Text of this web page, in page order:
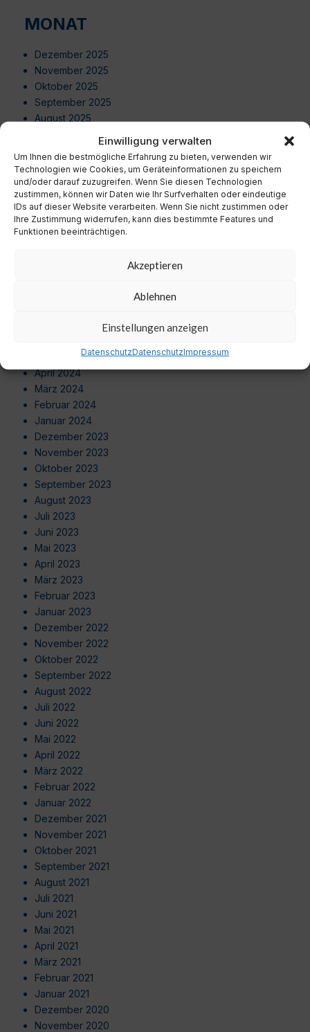
Einwilligung verwalten
Um Ihnen die bestmögliche Erfahrung zu bieten, verwenden wir
Technologien wie Cookies, um Geräteinformationen zu speichern
und/oder darauf zuzugreifen. Wenn Sie diesen Technologien
zustimmen, können wir Daten wie Ihr Surfverhalten oder eindeutige
IDs auf dieser Website verarbeiten. Wenn Sie nicht zustimmen oder
Ihre Zustimmung widerrufen, kann dies bestimmte Features und
Funktionen beeinträchtigen.
Akzeptieren
Ablehnen
Einstellungen anzeigen
DatenschutzDatenschutzImpressum
MONAT
Dezember 2025
November 2025
Oktober 2025
September 2025
August 2025
Mai 2025
April 2025
März 2025
Februar 2025
Januar 2025
April 2024
März 2024
Februar 2024
Januar 2024
Dezember 2023
November 2023
Oktober 2023
September 2023
August 2023
Juli 2023
Juni 2023
Mai 2023
April 2023
März 2023
Februar 2023
Januar 2023
Dezember 2022
November 2022
Oktober 2022
September 2022
August 2022
Juli 2022
Juni 2022
Mai 2022
April 2022
März 2022
Februar 2022
Januar 2022
Dezember 2021
November 2021
Oktober 2021
September 2021
August 2021
Juli 2021
Juni 2021
Mai 2021
April 2021
März 2021
Februar 2021
Januar 2021
Dezember 2020
November 2020